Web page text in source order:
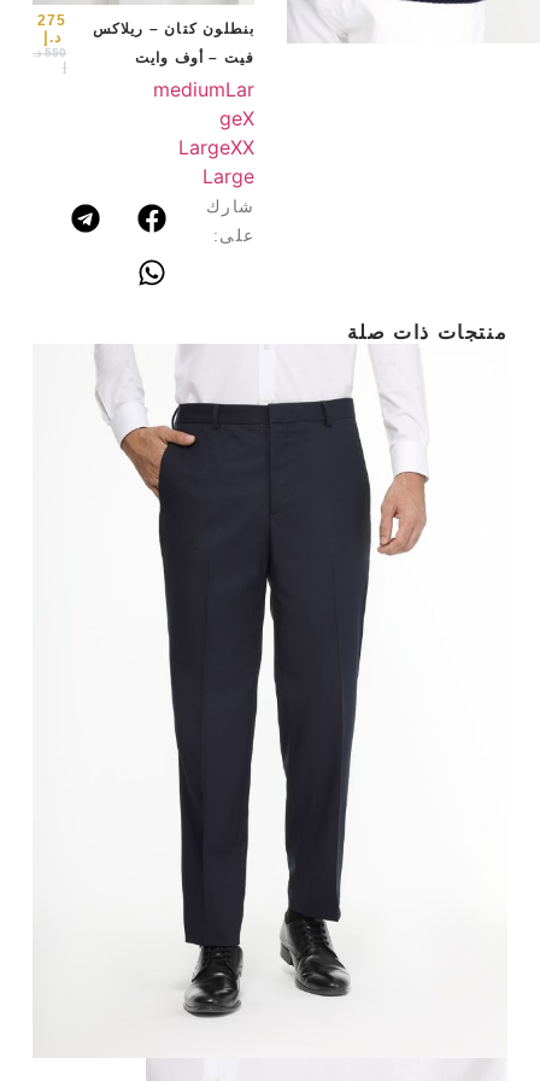
بنطلون كتان – ريلاكس
فيت – أوف وايت
550 د.
إ
275
د.إ
mediumLar
geX
LargeXX
Large
شارك
على:
منتجات ذات صلة